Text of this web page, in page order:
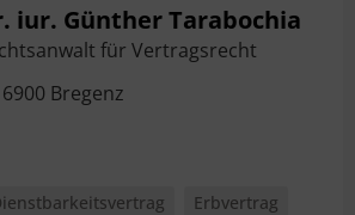
iur. Günther Tarabochia
für Vertragsrecht
6900 Bregenz
Erbvertrag